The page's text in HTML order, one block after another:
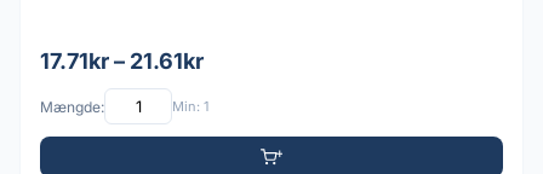
17.71kr – 21.61kr
Mængde: Min: 1